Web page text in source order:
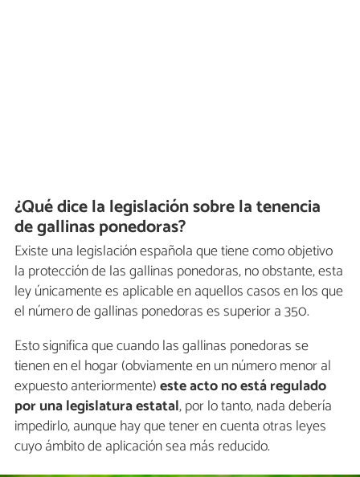
¿Qué dice la legislación sobre la tenencia
de gallinas ponedoras?
Existe una legislación española que tiene como objetivo
la protección de las gallinas ponedoras, no obstante, esta
ley únicamente es aplicable en aquellos casos en los que
el número de gallinas ponedoras es superior a 350.
Esto significa que cuando las gallinas ponedoras se
tienen en el hogar (obviamente en un número menor al
expuesto anteriormente)este acto no está regulado
por una legislatura estatal, por lo tanto, nada debería
impedirlo, aunque hay que tener en cuenta otras leyes
cuyo ámbito de aplicación sea más reducido.